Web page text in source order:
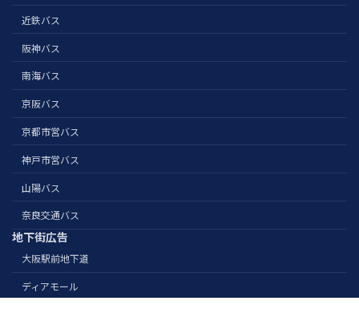
近鉄バス
阪神バス
南海バス
京阪バス
京都市営バス
神戸市営バス
山陽バス
奈良交通バス
地下街広告
大阪駅前地下道
ディアモール